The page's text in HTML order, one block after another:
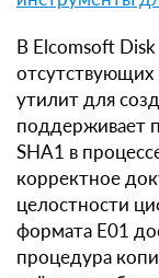
В Elcomsoft
отсутствующих
утилит для
поддерживает
SHA1 в
корректное
целостности
формата E01
процедура